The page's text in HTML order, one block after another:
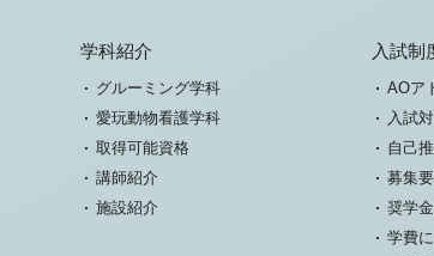
学科紹介
グルーミング学科
愛玩動物看護学科
取得可能資格
講師紹介
施設紹介
入試制
AOア
入試
自己
募集
奨学
学費